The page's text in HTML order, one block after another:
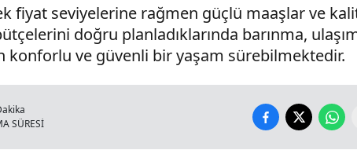
fiyat seviyelerine rağmen güçlü maaşlar ve
doğru planladıklarında barınma,
konforlu ve güvenli bir yaşam sürebilmektedir.
SÜRESİ